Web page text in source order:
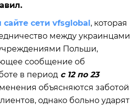
сети vfsglobal , которая
между украинцами
Польши,
сообщение об
в период с 12 по 23
объясняются заботой
однако больно ударят